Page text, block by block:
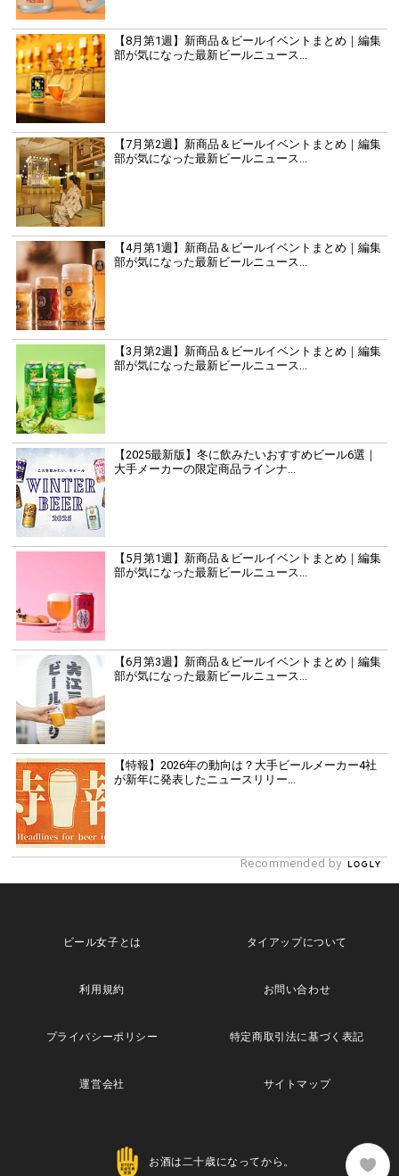
【8月第1週】新商品＆ビールイベントまとめ｜編集
部が気になった最新ビールニュース...
【7月第2週】新商品＆ビールイベントまとめ｜編集
部が気になった最新ビールニュース...
【4月第1週】新商品＆ビールイベントまとめ｜編集
部が気になった最新ビールニュース...
【3月第2週】新商品＆ビールイベントまとめ｜編集
部が気になった最新ビールニュース...
【2025最新版】冬に飲みたいおすすめビール6選｜
大手メーカーの限定商品ラインナ...
【5月第1週】新商品＆ビールイベントまとめ｜編集
部が気になった最新ビールニュース...
【6月第3週】新商品＆ビールイベントまとめ｜編集
部が気になった最新ビールニュース...
【特報】2026年の動向は？大手ビールメーカー4社
が新年に発表したニュースリリー...
Recommended by
ビール女子とは タイアップについて
利用規約 お問い合わせ
プライバシーポリシー 特定商取引法に基づく表記
運営会社 サイトマップ
お酒は二十歳になってから。